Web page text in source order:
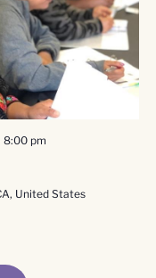
8:00 pm
United States